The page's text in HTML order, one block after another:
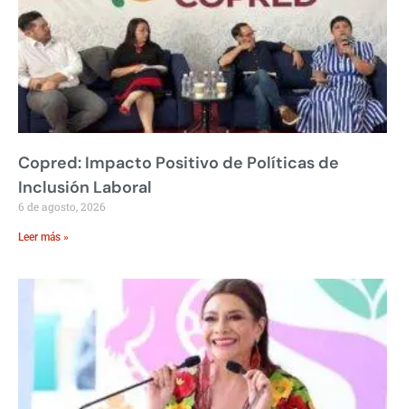
Copred: Impacto Positivo de Políticas de
Inclusión Laboral
6 de agosto, 2026
Leer más »